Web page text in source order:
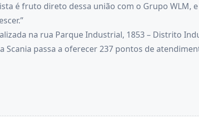
é fruto direto dessa união com o Grupo WLM,
na rua Parque Industrial, 1853 – Distrito
Scania passa a oferecer 237 pontos de